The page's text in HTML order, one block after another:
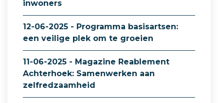
inwoners
12-06-2025 - Programma basisartsen:
een veilige plek om te groeien
11-06-2025 - Magazine Reablement
Achterhoek: Samenwerken aan
zelfredzaamheid